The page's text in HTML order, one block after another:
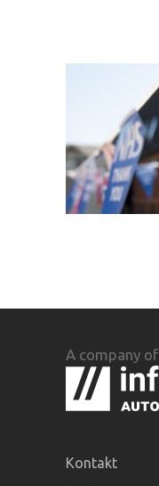
A company of
Kontakt